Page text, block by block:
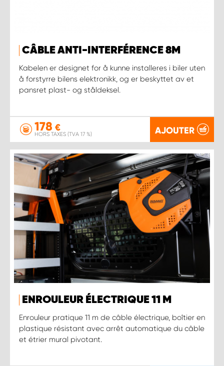
CÂBLE ANTI-INTERFÉRENCE 8M
Kabelen er designet for å kunne installeres i biler uten
å forstyrre bilens elektronikk, og er beskyttet av et
pansret plast- og ståldeksel.
178 €
HORS TAXES (TVA 17 %) AJOUTER
ENROULEUR ÉLECTRIQUE 11 M
Enrouleur pratique 11 m de câble électrique, boîtier en
plastique résistant avec arrêt automatique du câble
et étrier mural pivotant.